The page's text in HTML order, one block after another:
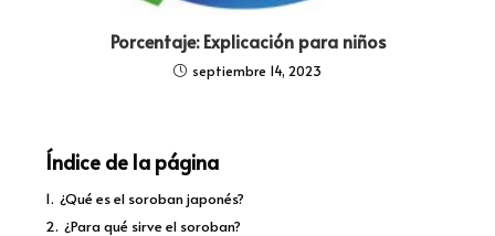
Porcentaje: Explicación para niños
septiembre 14, 2023
Índice de la página
1. ¿Qué es el soroban japonés?
2. ¿Para qué sirve el soroban?